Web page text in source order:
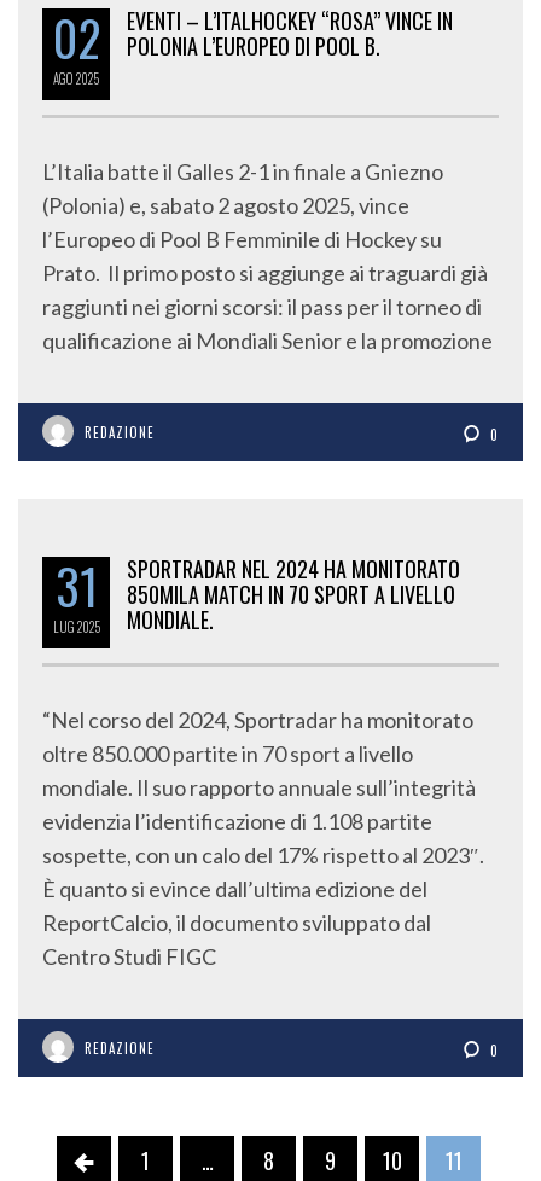
02
AGO2025
EVENTI – L’ITALHOCKEY “ROSA” VINCE IN
POLONIA L’EUROPEO DI POOL B.
L’Italia batte il Galles 2-1 in finale a Gniezno
(Polonia) e, sabato 2 agosto 2025, vince
l’Europeo di Pool B Femminile di Hockey su
Prato. Il primo posto si aggiunge ai traguardi già
raggiunti nei giorni scorsi: il pass per il torneo di
qualificazione ai Mondiali Senior e la promozione
REDAZIONE 0
31
LUG2025
SPORTRADAR NEL 2024 HA MONITORATO
850MILA MATCH IN 70 SPORT A LIVELLO
MONDIALE.
“Nel corso del 2024, Sportradar ha monitorato
oltre 850.000 partite in 70 sport a livello
mondiale. Il suo rapporto annuale sull’integrità
evidenzia l’identificazione di 1.108 partite
sospette, con un calo del 17% rispetto al 2023″.
È quanto si evince dall’ultima edizione del
ReportCalcio, il documento sviluppato dal
Centro Studi FIGC
REDAZIONE 0
1 … 8 9 10 11